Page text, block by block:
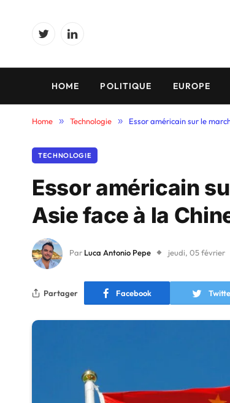
TwitterLinkedIn
HOME POLITIQUE EUROPE
Home » Technologie » Essor américain sur le
TECHNOLOGIE
Essor américain
Asie face à la
Par Luca Antonio Pepe jeudi, 05 février
Partager Facebook